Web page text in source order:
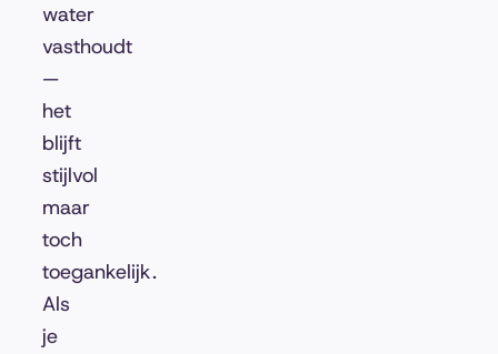
water
vasthoudt
—
het
blijft
stijlvol
maar
toch
toegankelijk.
Als
je